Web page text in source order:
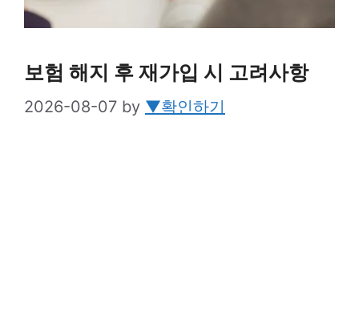
보험 해지 후 재가입 시 고려사항
2026-08-07 by ▼확인하기